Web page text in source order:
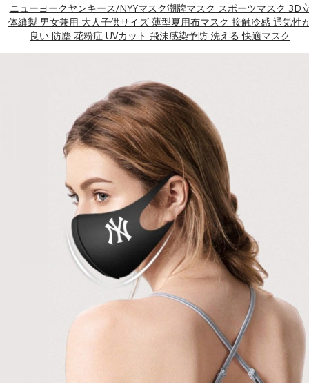
ニューヨークヤンキース/NYYマスク潮牌マスク スポーツマスク 3D
体縫製 男女兼用 大人子供サイズ 薄型夏用布マスク 接触冷感 通気性
良い 防塵 花粉症 UVカット 飛沫感染予防 洗える 快適マスク